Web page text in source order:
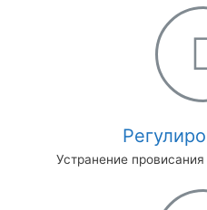
Устранение